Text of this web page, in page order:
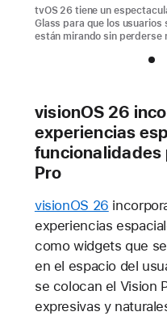
tvOS 26 tiene un
Glass para que los usuarios
están mirando sin perderse
visionOS 26
experiencias
funcionalidades
Pro
visionOS 26
experiencias
como widgets que
en el espacio del
se colocan el Vision
expresivas y